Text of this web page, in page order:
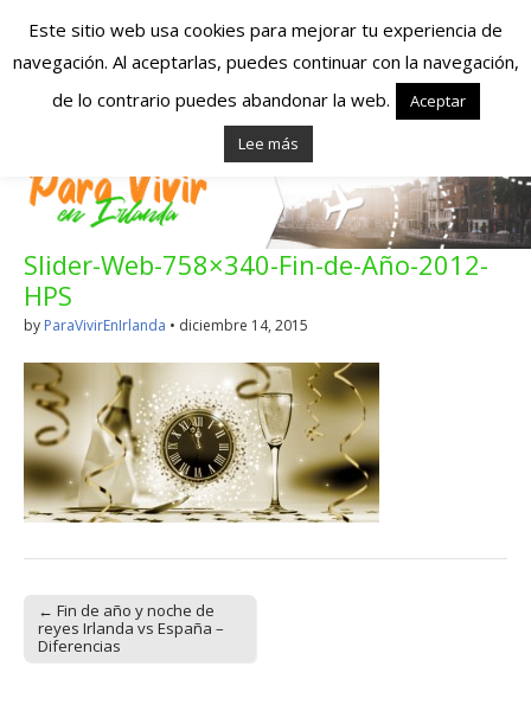
Españoles en
Irlanda – Vivir en
Irlanda – Trabajo
en Irlanda –
Alojamiento en
Irlanda
Blog dedicado a los que viven, estudian y trabajan en
Irlanda!
Slider-Web-758×340-Fin-de-Año-2012-
HPS
by ParaVivirEnIrlanda • diciembre 14, 2015
Post navigation
← Fin de año y noche de
reyes Irlanda vs España –
Diferencias
Este sitio web usa cookies para mejorar tu experiencia de
navegación. Al aceptarlas, puedes continuar con la navegación,
de lo contrario puedes abandonar la web.
Aceptar
Lee más